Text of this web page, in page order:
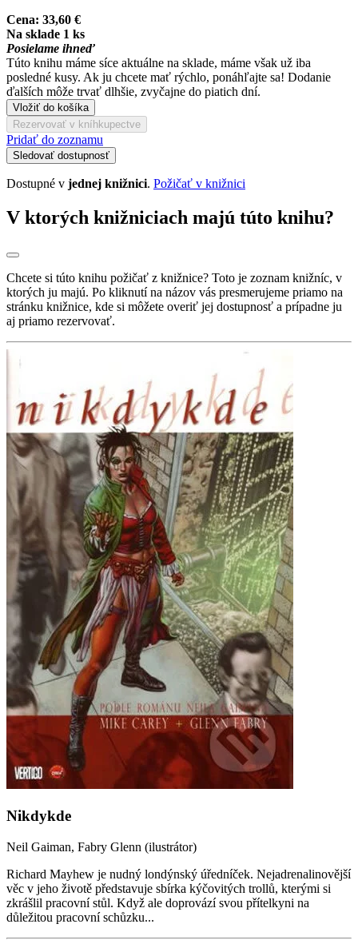
Cena: 33,60 €
Na sklade 1 ks
Posielame ihneď
Túto knihu máme síce aktuálne na sklade, máme však už iba
posledné kusy. Ak ju chcete mať rýchlo, ponáhľajte sa! Dodanie
ďalších môže trvať dlhšie, zvyčajne do piatich dní.
Vložiť do košíka
Rezervovať v kníhkupectve
Pridať do zoznamu
Sledovať dostupnosť
Dostupné v jednej knižnici. Požičať v knižnici
V ktorých knižniciach majú túto knihu?
Chcete si túto knihu požičať z knižnice? Toto je zoznam knižníc, v
ktorých ju majú. Po kliknutí na názov vás presmerujeme priamo na
stránku knižnice, kde si môžete overiť jej dostupnosť a prípadne ju
aj priamo rezervovať.
Nikdykde
Neil Gaiman, Fabry Glenn (ilustrátor)
Richard Mayhew je nudný londýnský úředníček. Nejadrenalinovější
věc v jeho životě představuje sbírka kýčovitých trollů, kterými si
zkrášlil pracovní stůl. Když ale doprovází svou přítelkyni na
důležitou pracovní schůzku...